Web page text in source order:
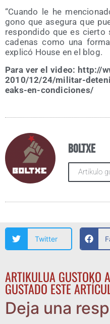
“Cuan­do le he
gono que ase­gu­ra que
res­pon­di­do que es cier­to
cade­nas como una
expli­có Hou­se en el blog.
Para ver el video: http://​
2​0​1​0​/​1​2​/​2​4​/​m​i​l​i​t​a​r​-​
e​a​k​s​-​e​n​-​c​o​n​d​i​c​i​o​n​es/
Boltxe
Artikulo
Twitter
ARTIKULUA
GUSTADO ESTE
Deja una